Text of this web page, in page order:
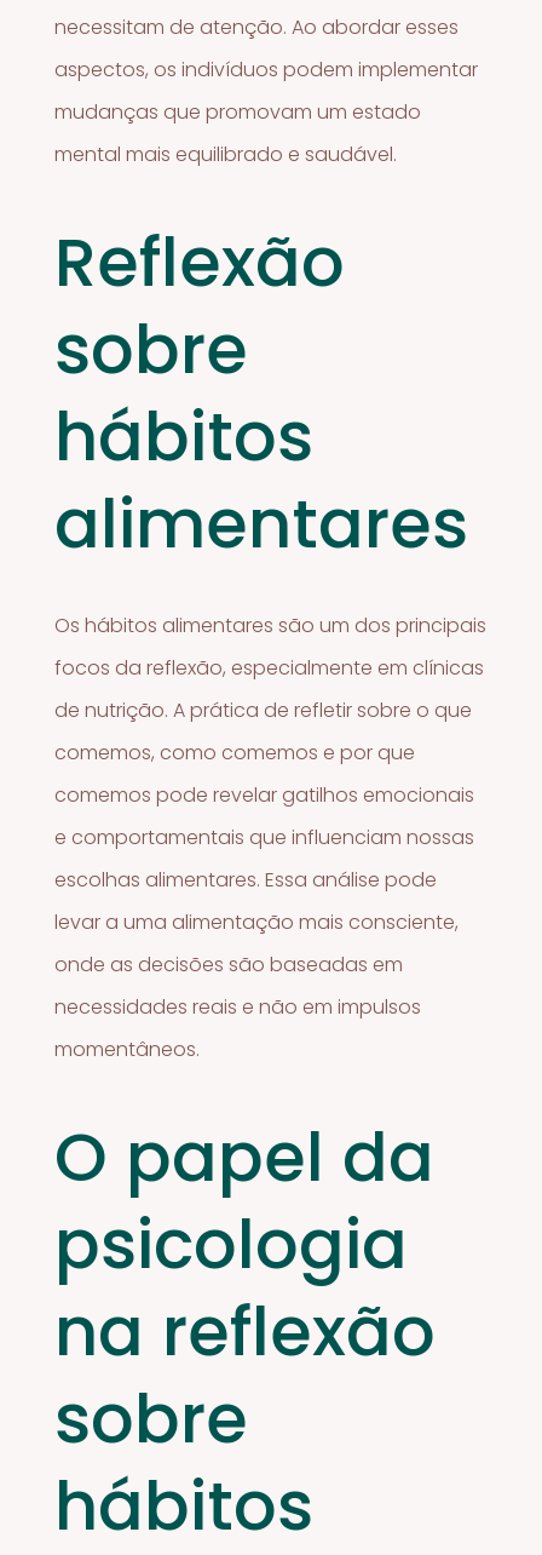
necessitam de atenção. Ao abordar esses
aspectos, os indivíduos podem implementar
mudanças que promovam um estado
mental mais equilibrado e saudável.
Reflexão
sobre
hábitos
alimentares
Os hábitos alimentares são um dos principais
focos da reflexão, especialmente em clínicas
de nutrição. A prática de refletir sobre o que
comemos, como comemos e por que
comemos pode revelar gatilhos emocionais
e comportamentais que influenciam nossas
escolhas alimentares. Essa análise pode
levar a uma alimentação mais consciente,
onde as decisões são baseadas em
necessidades reais e não em impulsos
momentâneos.
O papel da
psicologia
na reflexão
sobre
hábitos